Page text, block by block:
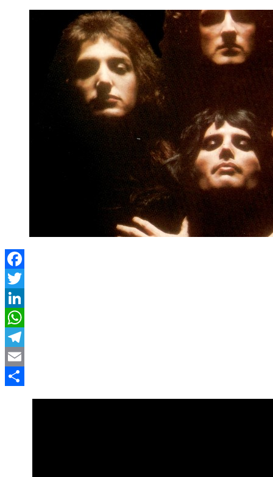
Facebook
Twitter
LinkedIn
WhatsApp
Telegram
Email